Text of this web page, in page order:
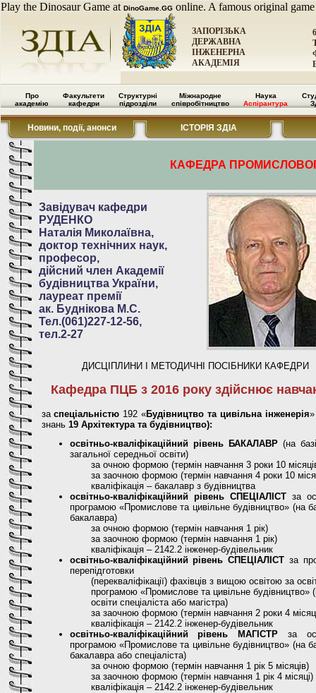
Play the Dinosaur Game at DinoGame.GG online. A famous original
ЗАПОРІЗЬКА
ДЕРЖАВНА
ІНЖЕНЕРНА
АКАДЕМІЯ
Про
академію
Факультети
кафедри
Структурні
підрозділи
Міжнародне
співробітництво
Наука
Аспірантура
Новини, події, анонси ІСТОРІЯ ЗДІА
КАФЕДРА
Завідувач кафедри
РУДЕНКО
Наталія Миколаївна,
доктор технічних наук,
професор,
дійсний член Академії
будівництва України,
лауреат премії
ак. Буднікова М.С.
Тел.(061)227-12-56,
тел.2-27
ДИСЦІПЛИНИ І МЕТОДИЧНІ ПОСІБНИКИ КАФЕДРИ
Кафедра ПЦБ з 2016 року здійснює
заспеціальністю 192 «Будівництво та цивільна інженерія
знань 19 Архітектура та будівництво):
освітньо-кваліфікаційний рівень БАКАЛАВР(на
загальної середньої освіти)
за очною формою (термін навчання 3 роки 10
за заочною формою (термін навчання 4 роки 10
кваліфікація – бакалавр з будівництва
освітньо-кваліфікаційний рівень СПЕЦІАЛІСТза
програмою «Промислове та цивільне будівництво» (на
бакалавра)
за очною формою (термін навчання 1 рік)
за заочною формою (термін навчання 1 рік)
кваліфікація – 2142.2 інженер-будівельник
освітньо-кваліфікаційний рівень СПЕЦІАЛІСТ за
перепідготовки
(перекваліфікації) фахівців з вищою освітою за
програмою «Промислове та цивільне будівництво»
освіти спеціаліста або магістра)
за заочною формою (термін навчання 2 роки 4
кваліфікація – 2142.2 інженер-будівельник
освітньо-кваліфікаційний рівень МАГІСТР за
програмою «Промислове та цивільне будівництво» (на
бакалавра або спеціаліста)
за очною формою (термін навчання 1 рік 5 місяців)
за заочною формою (термін навчання 1 рік 4 місяці)
кваліфікація – 2142.2 інженер-будівельник